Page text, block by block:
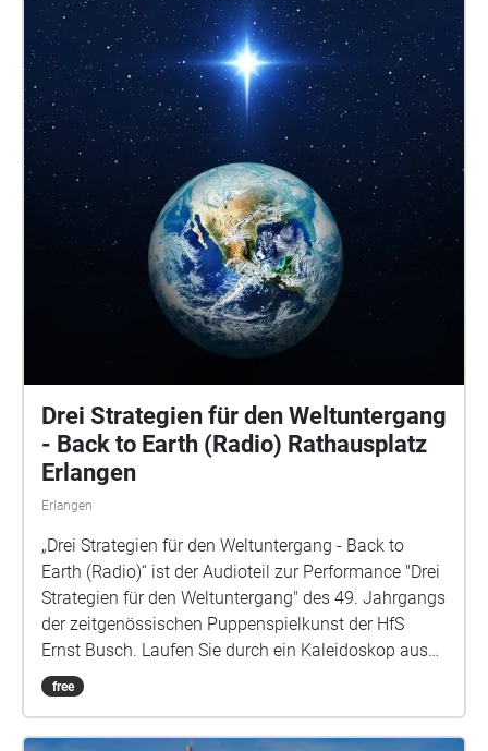
diesem Ort statt.
Drei Strategien für den Weltuntergang
- Back to Earth (Radio) Rathausplatz
Erlangen
Erlangen
„Drei Strategien für den Weltuntergang - Back to
Earth (Radio)“ ist der Audioteil zur Performance "Drei
Strategien für den Weltuntergang" des 49. Jahrgangs
der zeitgenössischen Puppenspielkunst der HfS
Ernst Busch. Laufen Sie durch ein Kaleidoskop aus
Stimmen und Sounds. Exitterra, Wilde Hilde und
Landeteam Erde sind drei Zugänge zur Frage: Was
free